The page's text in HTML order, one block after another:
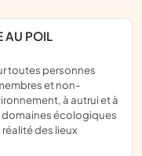
AU POIL
et non-
à autrui et à
domaines écologiques
des lieux